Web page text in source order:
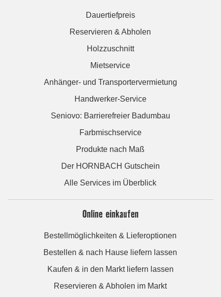
Dauertiefpreis
Reservieren & Abholen
Holzzuschnitt
Mietservice
Anhänger- und Transportervermietung
Handwerker-Service
Seniovo: Barrierefreier Badumbau
Farbmischservice
Produkte nach Maß
Der HORNBACH Gutschein
Alle Services im Überblick
Online einkaufen
Bestellmöglichkeiten & Lieferoptionen
Bestellen & nach Hause liefern lassen
Kaufen & in den Markt liefern lassen
Reservieren & Abholen im Markt